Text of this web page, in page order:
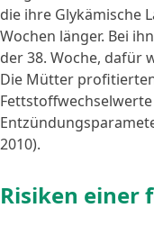
die ihre Glykämische
Wochen länger. Bei
der 38. Woche, dafür
Die Mütter
2010).
Risiken einer